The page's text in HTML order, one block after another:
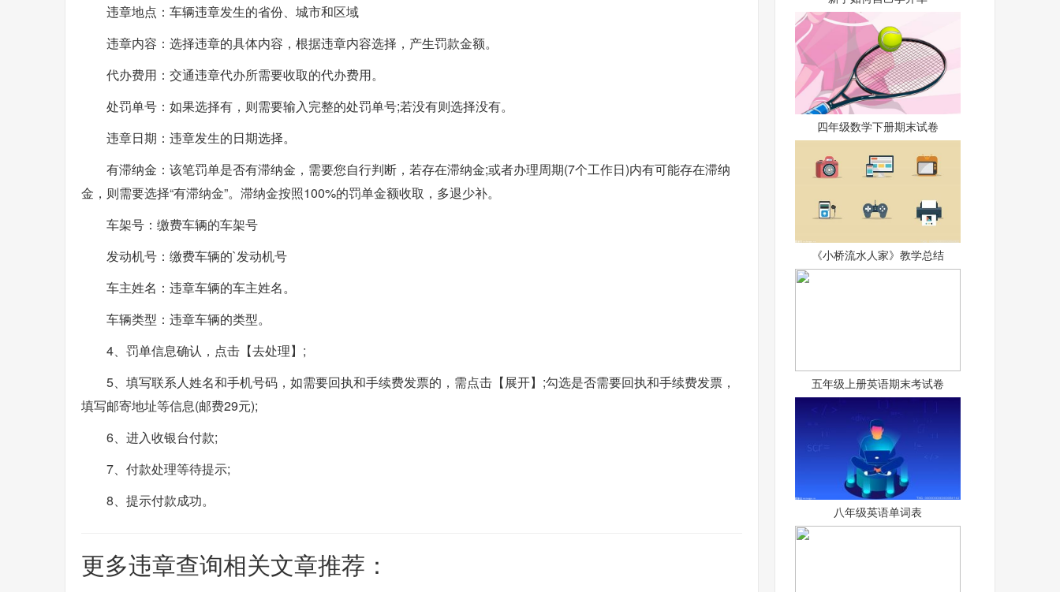
违章地点：车辆违章发生的省份、城市和区域
违章内容：选择违章的具体内容，根据违章内容选择，产生罚款金额。
代办费用：交通违章代办所需要收取的代办费用。
处罚单号：如果选择有，则需要输入完整的处罚单号;若没有则选择没有。
违章日期：违章发生的日期选择。
有滞纳金：该笔罚单是否有滞纳金，需要您自行判断，若存在滞纳金;或者办理周期(7个工作日)内有可能存在滞纳
金，则需要选择“有滞纳金”。滞纳金按照100%的罚单金额收取，多退少补。
车架号：缴费车辆的车架号
发动机号：缴费车辆的`发动机号
车主姓名：违章车辆的车主姓名。
车辆类型：违章车辆的类型。
4、罚单信息确认，点击【去处理】;
5、填写联系人姓名和手机号码，如需要回执和手续费发票的，需点击【展开】;勾选是否需要回执和手续费发票，
填写邮寄地址等信息(邮费29元);
6、进入收银台付款;
7、付款处理等待提示;
8、提示付款成功。
更多违章查询相关文章推荐：
四年级数学下册期末试卷
《小桥流水人家》教学总结
五年级上册英语期末考试卷
八年级英语单词表